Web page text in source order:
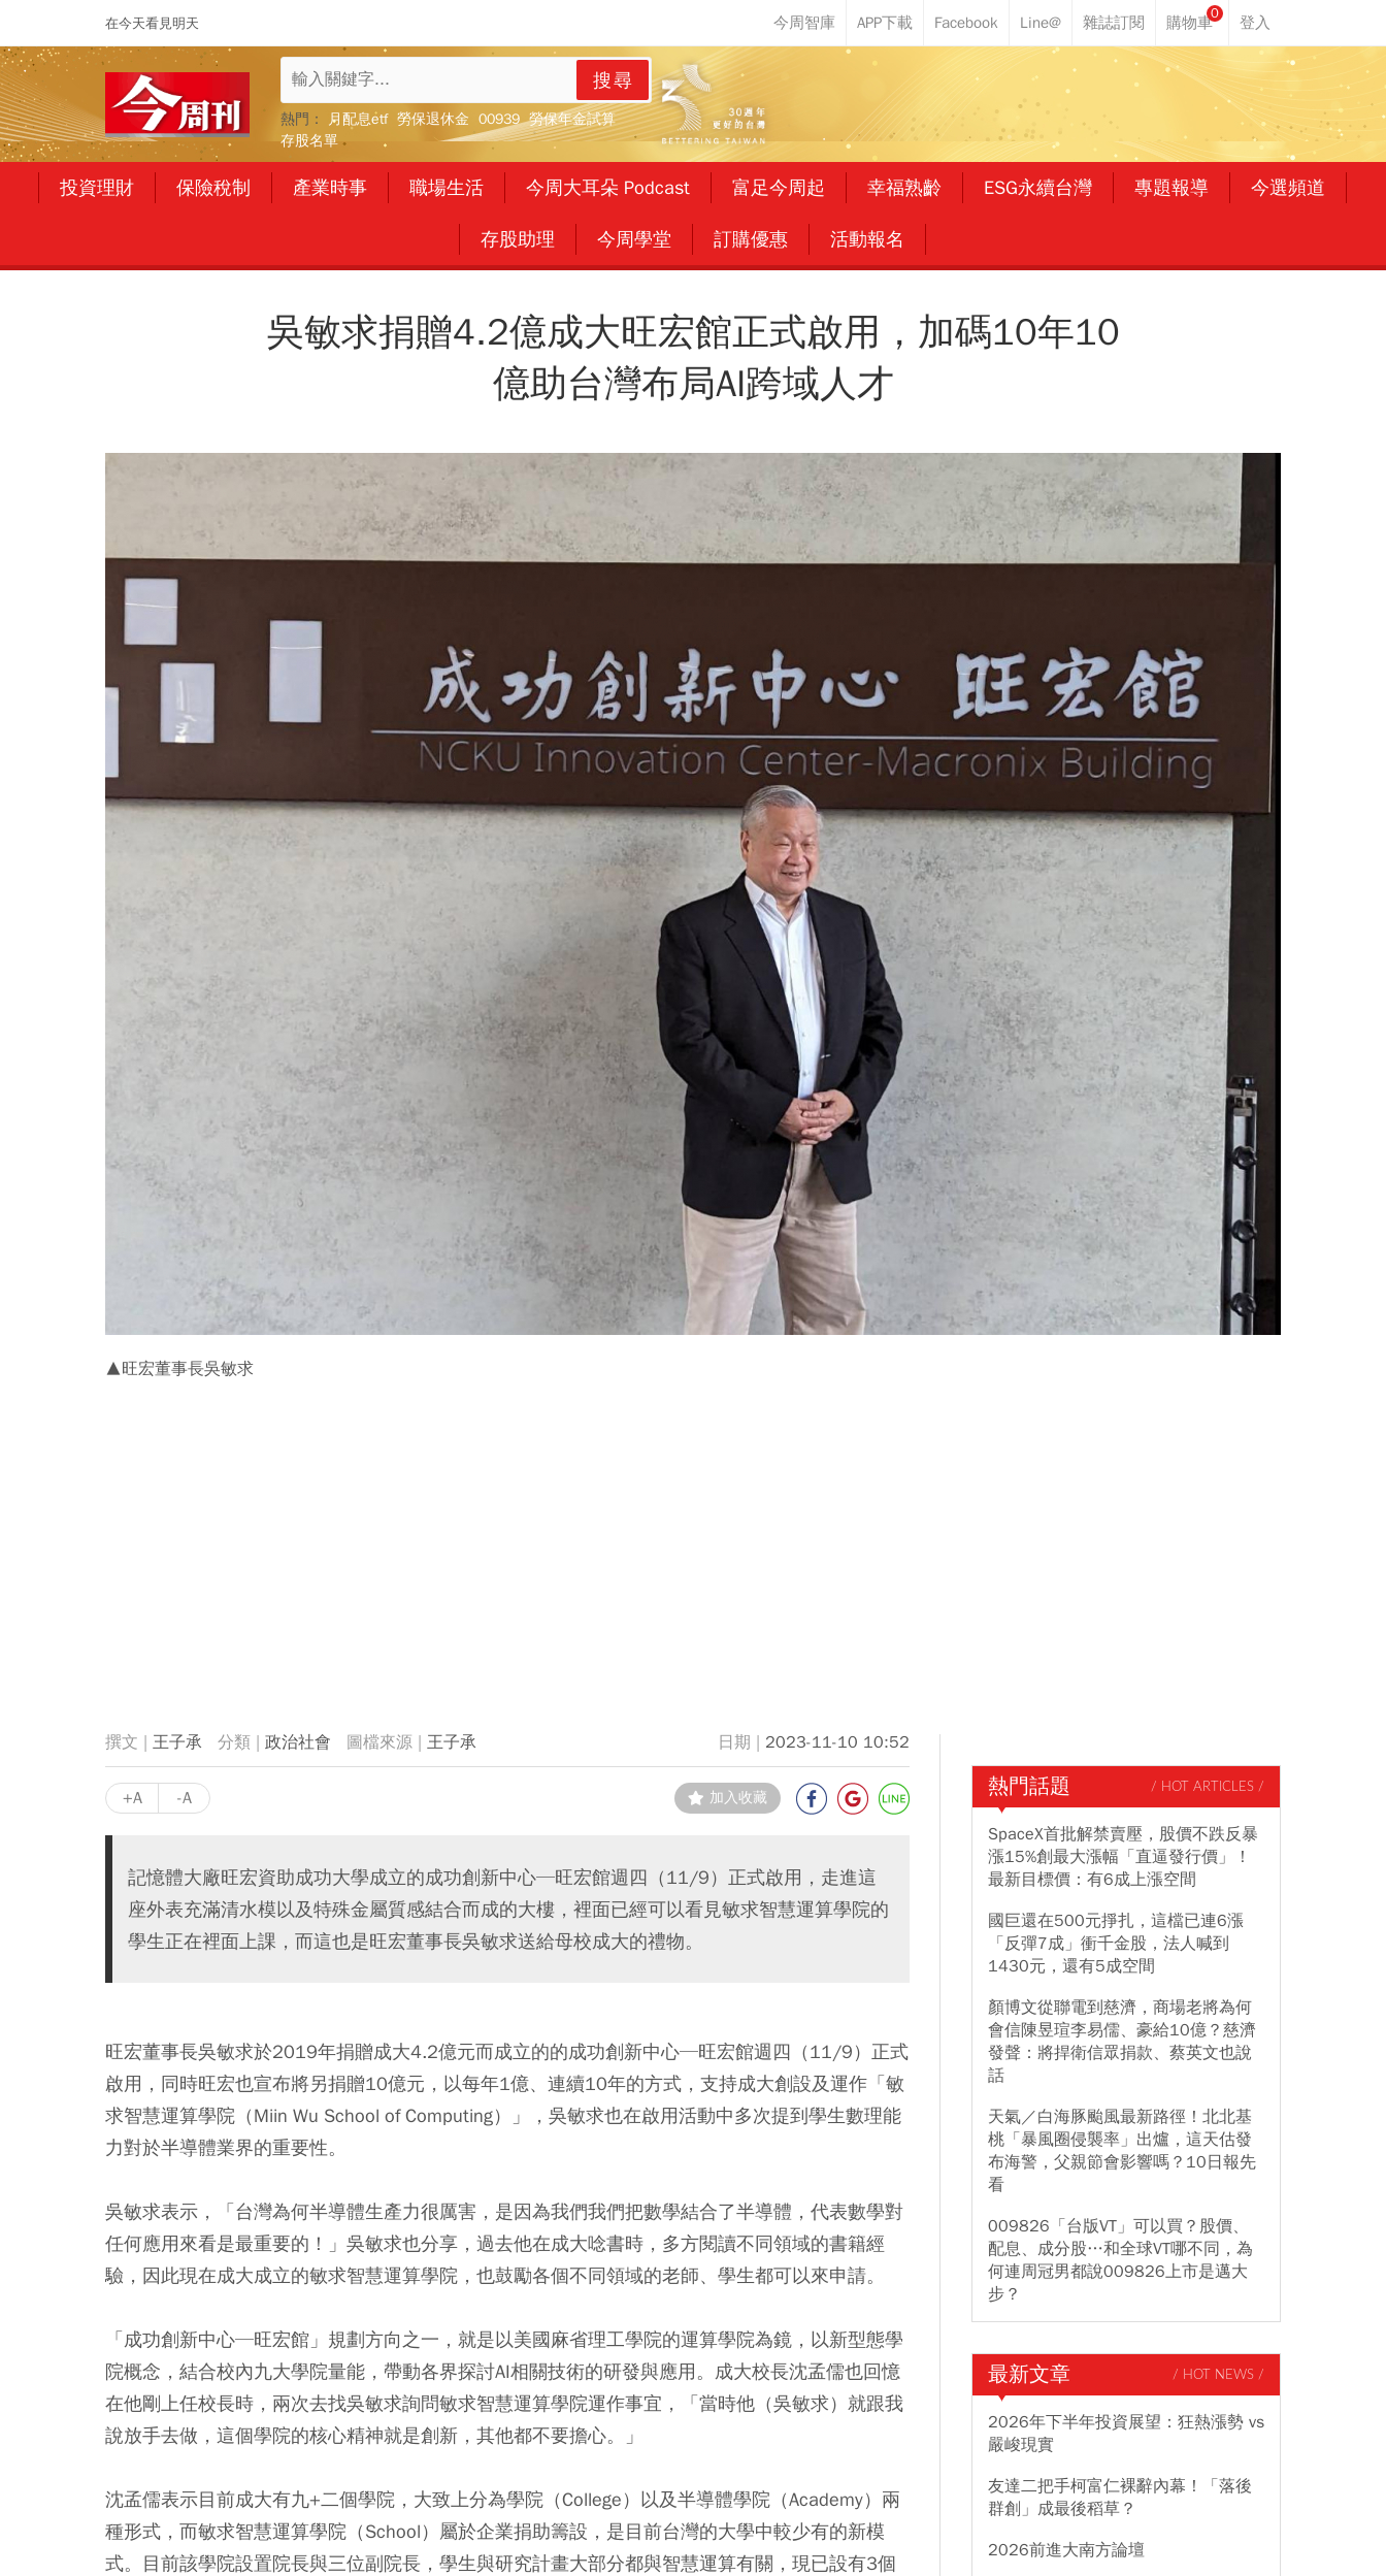
在今天看見明天
0
搜尋
熱門： 月配息etf 勞保退休金 00939 勞保年金試算
存股名單
投資理財 保險稅制 產業時事 職場生活 今周大耳朵 Podcast 富足今周起 幸福熟齡 ESG永續台灣 專題報導 今選頻道
存股助理 今周學堂 訂購優惠 活動報名
吳敏求捐贈4.2億成大旺宏館正式啟用，加碼10年10
億助台灣布局AI跨域人才
▲旺宏董事長吳敏求
王子承 政治社會 王子承 2023-11-10 10:52
+A -A 加入收藏
記憶體大廠旺宏資助成功大學成立的成功創新中心─旺宏館週四（11/9）正式啟用，走進這
座外表充滿清水模以及特殊金屬質感結合而成的大樓，裡面已經可以看見敏求智慧運算學院的
學生正在裡面上課，而這也是旺宏董事長吳敏求送給母校成大的禮物。
旺宏董事長吳敏求於2019年捐贈成大4.2億元而成立的的成功創新中心─旺宏館週四（11/9）正式
啟用，同時旺宏也宣布將另捐贈10億元，以每年1億、連續10年的方式，支持成大創設及運作「敏
求智慧運算學院（Miin Wu School of Computing）」，吳敏求也在啟用活動中多次提到學生數理能
力對於半導體業界的重要性。
吳敏求表示，「台灣為何半導體生產力很厲害，是因為我們我們把數學結合了半導體，代表數學對
任何應用來看是最重要的！」吳敏求也分享，過去他在成大唸書時，多方閱讀不同領域的書籍經
驗，因此現在成大成立的敏求智慧運算學院，也鼓勵各個不同領域的老師、學生都可以來申請。
「成功創新中心─旺宏館」規劃方向之一，就是以美國麻省理工學院的運算學院為鏡，以新型態學
院概念，結合校內九大學院量能，帶動各界探討AI相關技術的研發與應用。成大校長沈孟儒也回憶
在他剛上任校長時，兩次去找吳敏求詢問敏求智慧運算學院運作事宜，「當時他（吳敏求）就跟我
說放手去做，這個學院的核心精神就是創新，其他都不要擔心。」
沈孟儒表示目前成大有九+二個學院，大致上分為學院（College）以及半導體學院（Academy）兩
種形式，而敏求智慧運算學院（School）屬於企業捐助籌設，是目前台灣的大學中較少有的新模
式。目前該學院設置院長與三位副院長，學生與研究計畫大部分都與智慧運算有關，現已設有3個
熱門話題 / HOT ARTICLES /
SpaceX首批解禁賣壓，股價不跌反暴
漲15%創最大漲幅「直逼發行價」！
最新目標價：有6成上漲空間
國巨還在500元掙扎，這檔已連6漲
「反彈7成」衝千金股，法人喊到
1430元，還有5成空間
顏博文從聯電到慈濟，商場老將為何
會信陳昱瑄李易儒、豪給10億？慈濟
發聲：將捍衛信眾捐款、蔡英文也說
話
天氣／白海豚颱風最新路徑！北北基
桃「暴風圈侵襲率」出爐，這天估發
布海警，父親節會影響嗎？10日報先
看
009826「台版VT」可以買？股價、
配息、成分股…和全球VT哪不同，為
何連周冠男都說009826上市是邁大
步？
最新文章 / HOT NEWS /
2026年下半年投資展望：狂熱漲勢 vs
嚴峻現實
友達二把手柯富仁裸辭內幕！「落後
群創」成最後稻草？
2026前進大南方論壇